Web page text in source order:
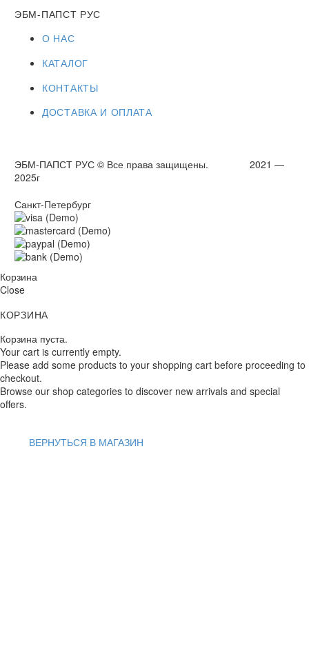
ЭБМ-ПАПСТ РУС
О НАС
КАТАЛОГ
КОНТАКТЫ
ДОСТАВКА И ОПЛАТА
ЭБМ-ПАПСТ РУС © Все права защищены. 2021 —
2025г
Санкт-Петербург
Корзина
Close
КОРЗИНА
Корзина пуста.
Your cart is currently empty.
Please add some products to your shopping cart before proceeding to
checkout.
Browse our shop categories to discover new arrivals and special
offers.
ВЕРНУТЬСЯ В МАГАЗИН